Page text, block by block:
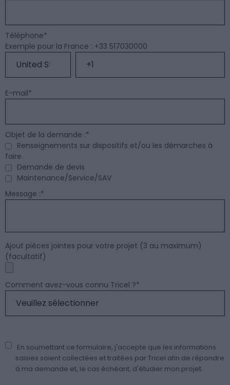
Téléphone*
Exemple pour la France : +33 517030000
E-mail*
Objet de la demande :*
Renseignements sur dispositifs et/ou les démarches à
faire
Demande de devis
Maintenance/Service/SAV
Message :*
Ajout pièces jointes pour votre projet (3 au maximum)
(facultatif)
Comment avez-vous connu Tricel ?*
En soumettant ce formulaire, j'accepte que les informations
saisies soient collectées et traitées par Tricel afin de répondre
à ma demande et, le cas échéant, d'étudier mon projet.